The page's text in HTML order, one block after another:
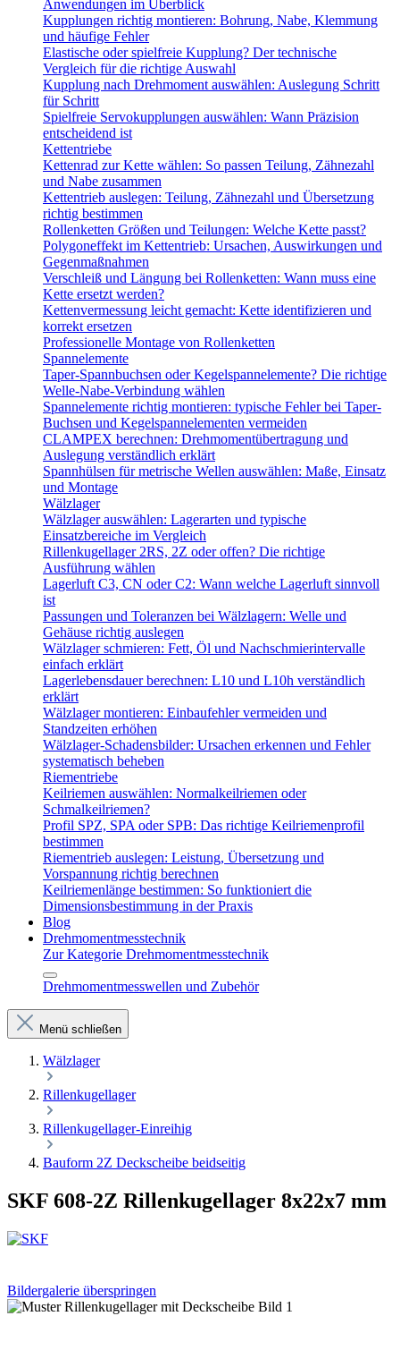
Anwendungen im Überblick
Kupplungen richtig montieren: Bohrung, Nabe, Klemmung
und häufige Fehler
Elastische oder spielfreie Kupplung? Der technische
Vergleich für die richtige Auswahl
Kupplung nach Drehmoment auswählen: Auslegung Schritt
für Schritt
Spielfreie Servokupplungen auswählen: Wann Präzision
entscheidend ist
Kettentriebe
Kettenrad zur Kette wählen: So passen Teilung, Zähnezahl
und Nabe zusammen
Kettentrieb auslegen: Teilung, Zähnezahl und Übersetzung
richtig bestimmen
Rollenketten Größen und Teilungen: Welche Kette passt?
Polygoneffekt im Kettentrieb: Ursachen, Auswirkungen und
Gegenmaßnahmen
Verschleiß und Längung bei Rollenketten: Wann muss eine
Kette ersetzt werden?
Kettenvermessung leicht gemacht: Kette identifizieren und
korrekt ersetzen
Professionelle Montage von Rollenketten
Spannelemente
Taper-Spannbuchsen oder Kegelspannelemente? Die richtige
Welle-Nabe-Verbindung wählen
Spannelemente richtig montieren: typische Fehler bei Taper-
Buchsen und Kegelspannelementen vermeiden
CLAMPEX berechnen: Drehmomentübertragung und
Auslegung verständlich erklärt
Spannhülsen für metrische Wellen auswählen: Maße, Einsatz
und Montage
Wälzlager
Wälzlager auswählen: Lagerarten und typische
Einsatzbereiche im Vergleich
Rillenkugellager 2RS, 2Z oder offen? Die richtige
Ausführung wählen
Lagerluft C3, CN oder C2: Wann welche Lagerluft sinnvoll
ist
Passungen und Toleranzen bei Wälzlagern: Welle und
Gehäuse richtig auslegen
Wälzlager schmieren: Fett, Öl und Nachschmierintervalle
einfach erklärt
Lagerlebensdauer berechnen: L10 und L10h verständlich
erklärt
Wälzlager montieren: Einbaufehler vermeiden und
Standzeiten erhöhen
Wälzlager-Schadensbilder: Ursachen erkennen und Fehler
systematisch beheben
Riementriebe
Keilriemen auswählen: Normalkeilriemen oder
Schmalkeilriemen?
Profil SPZ, SPA oder SPB: Das richtige Keilriemenprofil
bestimmen
Riementrieb auslegen: Leistung, Übersetzung und
Vorspannung richtig berechnen
Keilriemenlänge bestimmen: So funktioniert die
Dimensionsbestimmung in der Praxis
Blog
Drehmomentmesstechnik
Zur Kategorie Drehmomentmesstechnik
Drehmomentmesswellen und Zubehör
Menü schließen
Wälzlager
Rillenkugellager
Rillenkugellager-Einreihig
Bauform 2Z Deckscheibe beidseitig
SKF 608-2Z Rillenkugellager 8x22x7 mm
Bildergalerie überspringen